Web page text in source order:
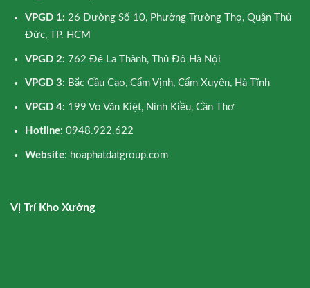
VPGD 1: 26 Đường Số 10, Phường Trường Thọ, Quận Thủ
Đức, TP. HCM
VPGD 2: 762 Đê La Thành, Thủ Đô Hà Nội
VPGD 3: Bắc Cầu Cao, Cẩm Vịnh, Cẩm Xuyên, Hà Tĩnh
VPGD 4: 199 Võ Văn Kiệt, Ninh Kiều, Cần Thơ
Hotline: 0948.922.622
Website: hoaphatdatgroup.com
Vị Trí Kho Xưởng